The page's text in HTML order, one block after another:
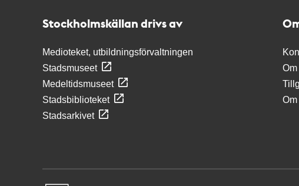
Stockholmskällan drivs av
Medioteket, utbildningsförvaltningen
Stadsmuseet
Medeltidsmuseet
Stadsbiblioteket
Stadsarkivet